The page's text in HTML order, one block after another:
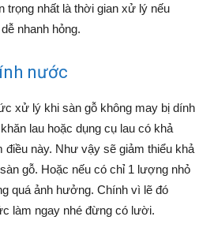
trọng nhất là thời gian xử lý nếu
nhanh hỏng.
nước
xử lý khi sàn gỗ không may bị dính
lau hoặc dụng cụ lau có khả
điều này. Như vậy sẽ giảm thiểu khả
gỗ. Hoặc nếu có chỉ 1 lượng nhỏ
quá ảnh hưởng. Chính vì lẽ đó
làm ngay nhé đừng có lười.